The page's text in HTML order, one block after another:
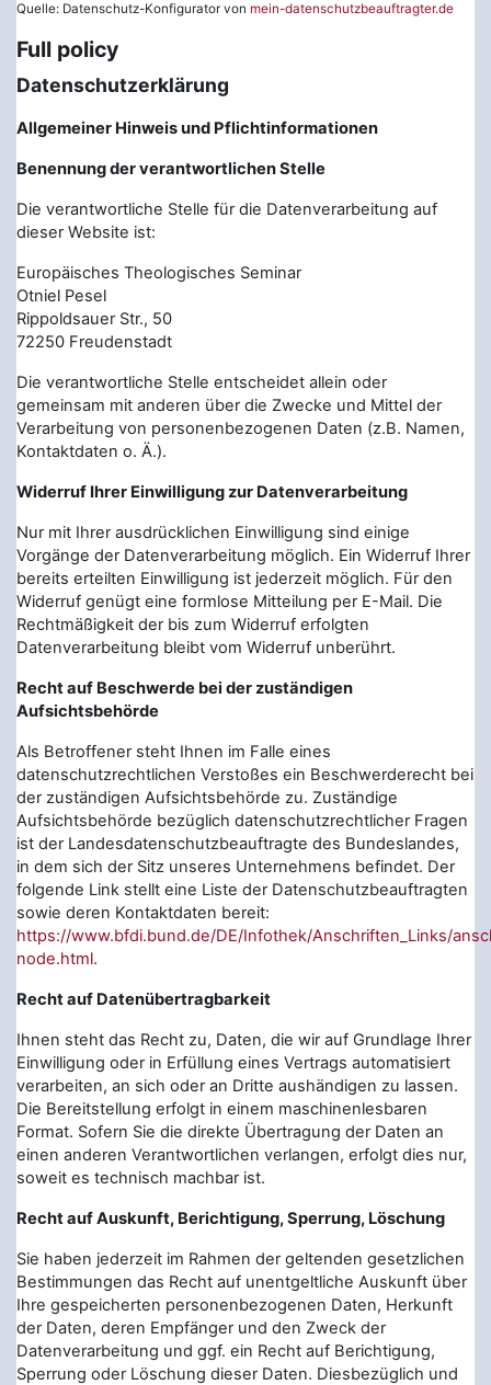
Quelle: Datenschutz-Konfigurator von mein-datenschutzbeauftragter.de
Full policy
Datenschutzerklärung
Allgemeiner Hinweis und Pflichtinformationen
Benennung der verantwortlichen Stelle
Die verantwortliche Stelle für die Datenverarbeitung auf
dieser Website ist:
Europäisches Theologisches Seminar
Otniel Pesel
Rippoldsauer Str., 50
72250 Freudenstadt
Die verantwortliche Stelle entscheidet allein oder
gemeinsam mit anderen über die Zwecke und Mittel der
Verarbeitung von personenbezogenen Daten (z.B. Namen,
Kontaktdaten o. Ä.).
Widerruf Ihrer Einwilligung zur Datenverarbeitung
Nur mit Ihrer ausdrücklichen Einwilligung sind einige
Vorgänge der Datenverarbeitung möglich. Ein Widerruf Ihrer
bereits erteilten Einwilligung ist jederzeit möglich. Für den
Widerruf genügt eine formlose Mitteilung per E-Mail. Die
Rechtmäßigkeit der bis zum Widerruf erfolgten
Datenverarbeitung bleibt vom Widerruf unberührt.
Recht auf Beschwerde bei der zuständigen
Aufsichtsbehörde
Als Betroffener steht Ihnen im Falle eines
datenschutzrechtlichen Verstoßes ein Beschwerderecht bei
der zuständigen Aufsichtsbehörde zu. Zuständige
Aufsichtsbehörde bezüglich datenschutzrechtlicher Fragen
ist der Landesdatenschutzbeauftragte des Bundeslandes,
in dem sich der Sitz unseres Unternehmens befindet. Der
folgende Link stellt eine Liste der Datenschutzbeauftragten
sowie deren Kontaktdaten bereit:
https://www.bfdi.bund.de/DE/Infothek/Anschriften_Links/
node.html.
Recht auf Datenübertragbarkeit
Ihnen steht das Recht zu, Daten, die wir auf Grundlage Ihrer
Einwilligung oder in Erfüllung eines Vertrags automatisiert
verarbeiten, an sich oder an Dritte aushändigen zu lassen.
Die Bereitstellung erfolgt in einem maschinenlesbaren
Format. Sofern Sie die direkte Übertragung der Daten an
einen anderen Verantwortlichen verlangen, erfolgt dies nur,
soweit es technisch machbar ist.
Recht auf Auskunft, Berichtigung, Sperrung, Löschung
Sie haben jederzeit im Rahmen der geltenden gesetzlichen
Bestimmungen das Recht auf unentgeltliche Auskunft über
Ihre gespeicherten personenbezogenen Daten, Herkunft
der Daten, deren Empfänger und den Zweck der
Datenverarbeitung und ggf. ein Recht auf Berichtigung,
Sperrung oder Löschung dieser Daten. Diesbezüglich und